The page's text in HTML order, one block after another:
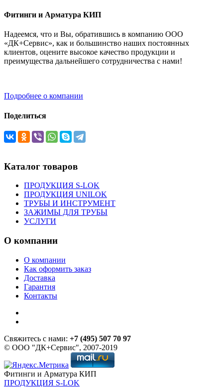
Фитинги и Арматура КИП
Надеемся, что и Вы, обратившись в компанию ООО
«ДК+Сервис», как и большинство наших постоянных
клиентов, оцените высокое качество продукции и
преимущества дальнейшего сотрудничества с нами!
Подробнее о компании
Поделиться
Каталог товаров
ПРОДУКЦИЯ S-LOK
ПРОДУКЦИЯ UNILOK
ТРУБЫ И ИНСТРУМЕНТ
ЗАЖИМЫ ДЛЯ ТРУБЫ
УСЛУГИ
О компании
О компании
Как оформить заказ
Доставка
Гарантия
Контакты
Свяжитесь с нами: +7 (495) 507 70 97
© ООО "ДК+Сервис", 2007-2019
Фитинги и Арматура КИП
ПРОДУКЦИЯ S-LOK